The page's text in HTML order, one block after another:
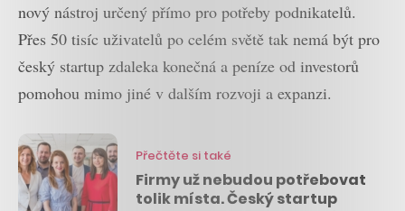
nový nástroj určený přímo pro potřeby podnikatelů.
Přes 50 tisíc uživatelů po celém světě tak nemá být pro
český startup zdaleka konečná a peníze od investorů
pomohou mimo jiné v dalším rozvoji a expanzi.
Přečtěte si také
Firmy už nebudou potřebovat
tolik místa. Český startup